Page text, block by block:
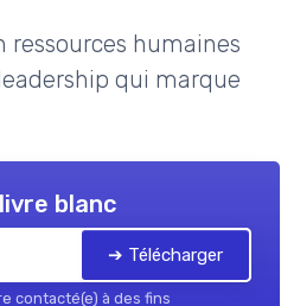
humaines
qui marque
blanc
➔ Télécharger
contacté(e) à des fins